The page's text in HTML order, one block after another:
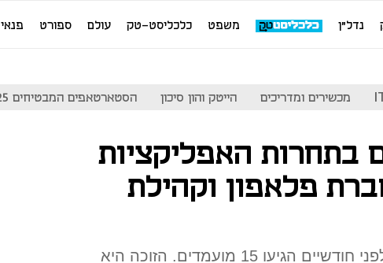
נדל"ן משפט כלכליסט-טק עולם ספורט פנאי
מכשירים ומדריכים הייטק והון סיכון הסטארטאפים המבטיחים 25
בתחרות האפליקציות
פלאפון וקהילת
לגמר התחרות שהחלה לפני חודשיים הגיעו 15 מועמדים. הזוכה היא